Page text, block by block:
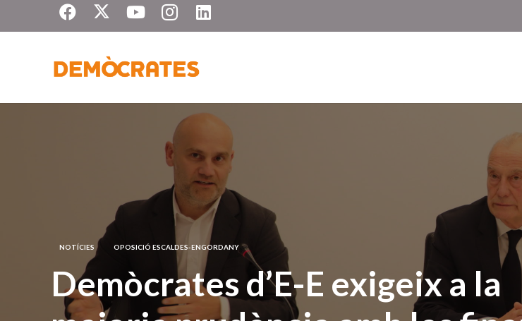
NOTÍCIES OPOSICIÓ ESCALDES-ENGORDANY
Demòcrates d’E-E exigeix a la